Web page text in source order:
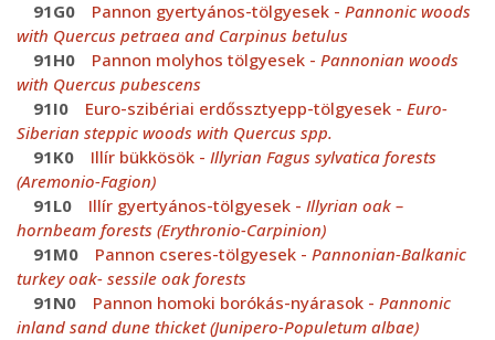
91G0
Pannon gyertyános-tölgyesek - Pannonic woods
with Quercus petraea and Carpinus betulus
91H0
Pannon molyhos tölgyesek - Pannonian woods
with Quercus pubescens
91I0
Euro-szibériai erdőssztyepp-tölgyesek - Euro-
Siberian steppic woods with Quercus spp.
91K0
Illír bükkösök - Illyrian Fagus sylvatica forests
(Aremonio-Fagion)
91L0
Illír gyertyános-tölgyesek - Illyrian oak –
hornbeam forests (Erythronio-Carpinion)
91M0
Pannon cseres-tölgyesek - Pannonian-Balkanic
turkey oak- sessile oak forests
91N0
Pannon homoki borókás-nyárasok - Pannonic
inland sand dune thicket (Junipero-Populetum albae)